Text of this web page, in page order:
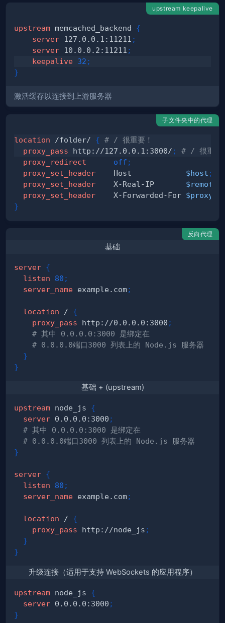
upstream keepalive
upstream memcached_backend
{
server 127.0.0.1:11211 ;
server 10.0.0.2:11211 ;
keepalive 32 ;
}
激活缓存以连接到上游服务器
子文件夹中的代理
location /folder/ { # / 很重要！
proxy_pass http://127.0.0.1:3000/ ;
# / 很重要
proxy_redirect
off ;
proxy_set_header
    Host
$host ;
proxy_set_header
    X-Real-IP
proxy_set_header
    X-Forwarded-For
}
反向代理
基础
server {
listen
80 ;
server_name example.com;
location /
{
proxy_pass http://0.0.0.0:3000 ;
# 其中 0.0.0.0:3000 是绑定在
# 0.0.0.0端口3000 列表上的 Node.js 服务器
}
}
基础 + (upstream)
upstream node_js
{
server 0.0.0.0:3000 ;
# 其中 0.0.0.0:3000 是绑定在
# 0.0.0.0端口3000 列表上的 Node.js 服务器
}
server {
listen
80 ;
server_name example.com;
location /
{
proxy_pass http://node_js ;
}
}
升级连接（适用于支持 WebSockets 的应用程序）
upstream node_js
{
server 0.0.0.0:3000 ;
}